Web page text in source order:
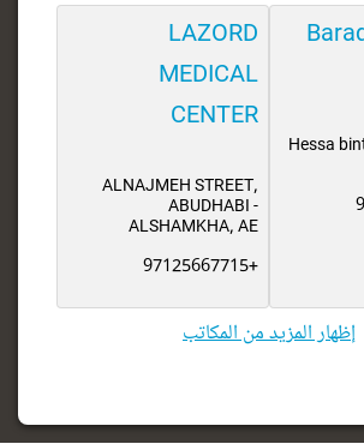
Hessa
LAZORD
MEDICAL
CENTER
ALNAJMEH STREET,
ABUDHABI -
ALSHAMKHA, AE
+97125667715
إظهار المزيد من المكاتب